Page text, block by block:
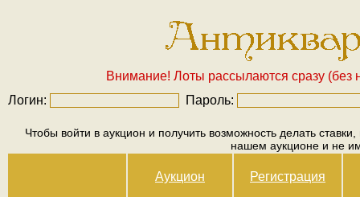
Внимание! Лоты рассылаются сразу (без
Логин:
Пароль:
Чтобы войти в аукцион и получить возможность делать
нашем аукционе и не
Аукцион Регистрация